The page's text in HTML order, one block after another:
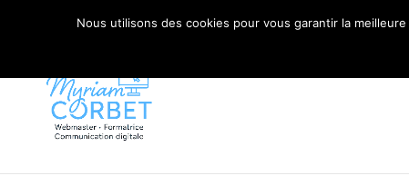
06 79 42 10 00 CONTACT@MYRIAM-CORBET.NET
Nous utilisons des cookies pour vous garantir la